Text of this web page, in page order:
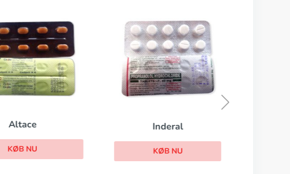
Altace
KØB NU
Inderal
KØB NU